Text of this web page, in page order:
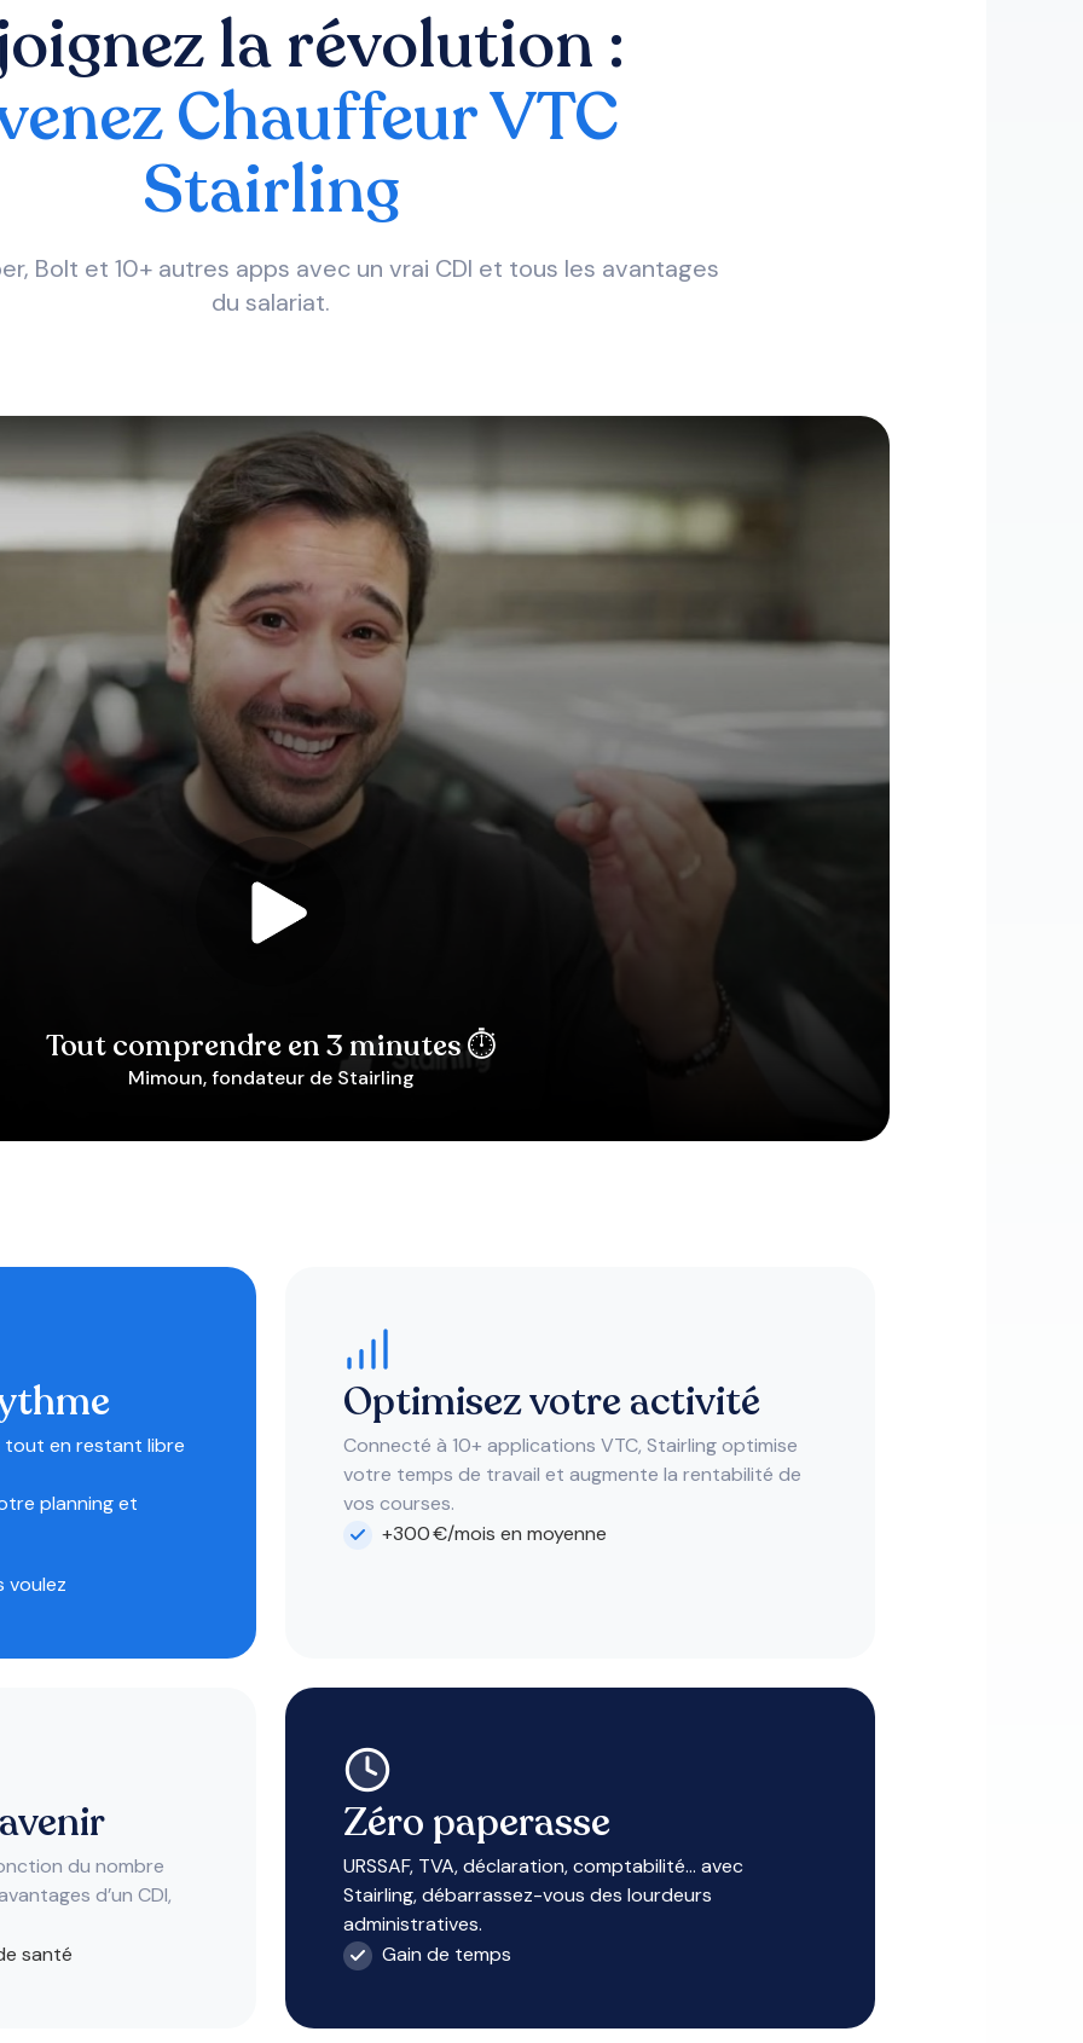
la révolution :
Chauffeur VTC
Stairling
Bolt et 10+ autres apps avec un vrai CDI et tous les avantages
du salariat.
Tout comprendre en 3 minutes ⏱️
Mimoun, fondateur de Stairling
tout en restant libre
planning et
voulez
Optimisez votre activité
Connecté à 10+ applications VTC, Stairling optimise
votre temps de travail et augmente la rentabilité de
vos courses.
+300 €/mois en moyenne
du nombre
d’un CDI,
santé
Zéro paperasse
URSSAF, TVA, déclaration, comptabilité... avec
Stairling, débarrassez-vous des lourdeurs
administratives.
Gain de temps